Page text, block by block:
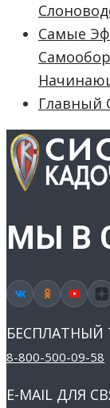
Самые
Главный
МЫ В
БЕСПЛАТНЫЙ
8-800-500-09-58
E-MAIL ДЛЯ